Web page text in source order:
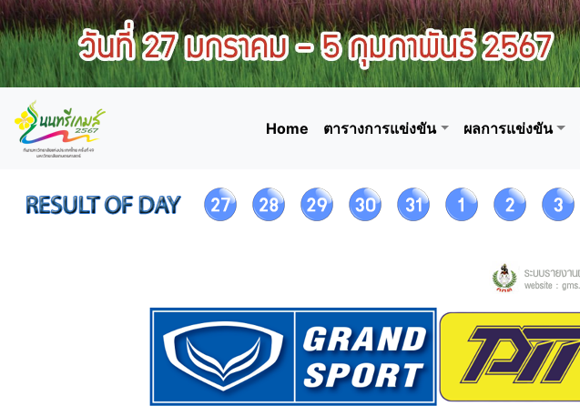
Home ตารางการแข่งขัน ผลการแข่งขัน